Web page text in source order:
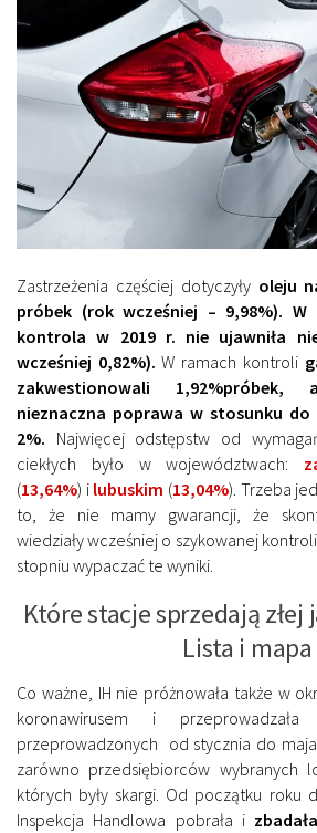
Zastrzeżenia częściej dotyczyły oleju
próbek (rok wcześniej – 9,98%). W
kontrola w 2019 r. nie ujawniła
wcześniej 0,82%).W ramach kontroli
zakwestionowali
nieznaczna poprawa w stosunku do
2%. Najwięcej odstępstw od
ciekłych było w województwach:
(13,64%) i lubuskim (13,04%). Trzeba
to, że nie mamy gwarancji, że
wiedziały wcześniej o szykowanej
stopniu wypaczać te wyniki.
Które stacje sprzedają złej
Lista i mapa
Co ważne, IH nie próżnowała także w
koronawirusem i
przeprowadzonych od stycznia do
zarówno przedsiębiorców wybranych
których były skargi. Od początku roku
Inspekcja Handlowa pobrała i